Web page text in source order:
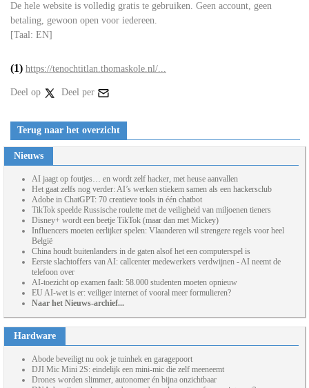
De hele website is volledig gratis te gebruiken. Geen account, geen
betaling, gewoon open voor iedereen.
[Taal: EN]
(1) https://tenochtitlan.thomaskole.nl/...
Deel op Deel per
Terug naar het overzicht
Nieuws
AI jaagt op foutjes… en wordt zelf hacker, met heuse aanvallen
Het gaat zelfs nog verder: AI’s werken stiekem samen als een hackersclub
Adobe in ChatGPT: 70 creatieve tools in één chatbot
TikTok speelde Russische roulette met de veiligheid van miljoenen tieners
Disney+ wordt een beetje TikTok (maar dan met Mickey)
Influencers moeten eerlijker spelen: Vlaanderen wil strengere regels voor heel
België
China houdt buitenlanders in de gaten alsof het een computerspel is
Eerste slachtoffers van AI: callcenter medewerkers verdwijnen - AI neemt de
telefoon over
AI-toezicht op examen faalt: 58.000 studenten moeten opnieuw
EU AI-wet is er: veiliger internet of vooral meer formulieren?
Naar het Nieuws-archief...
Hardware
Abode beveiligt nu ook je tuinhek en garagepoort
DJI Mic Mini 2S: eindelijk een mini-mic die zelf meeneemt
Drones worden slimmer, autonomer én bijna onzichtbaar